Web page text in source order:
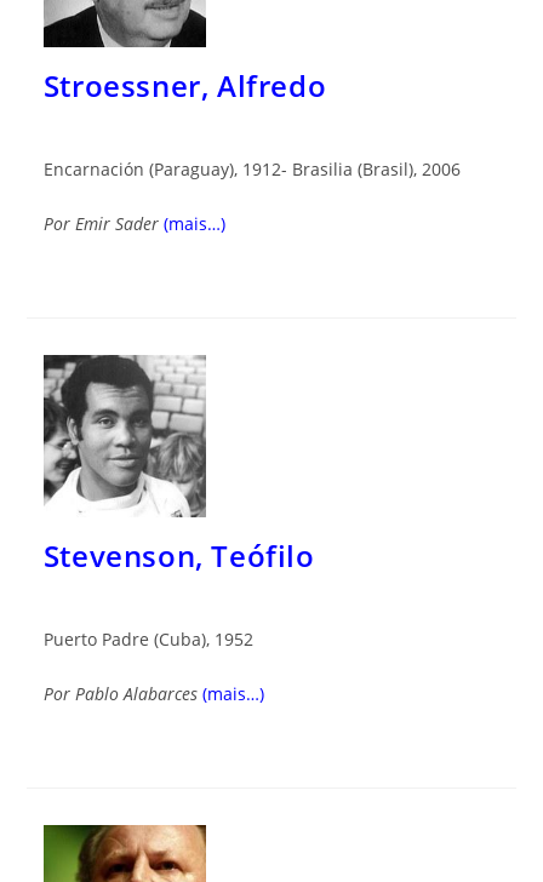
Stroessner, Alfredo
Encarnación (Paraguay), 1912- Brasilia (Brasil), 2006
Por Emir Sader (mais…)
Stevenson, Teófilo
Puerto Padre (Cuba), 1952
Por Pablo Alabarces (mais…)